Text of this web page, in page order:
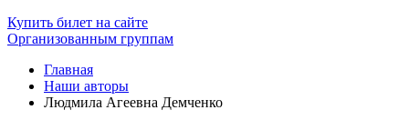
Купить билет на сайте
Организованным группам
Главная
Наши авторы
Людмила Агеевна Демченко